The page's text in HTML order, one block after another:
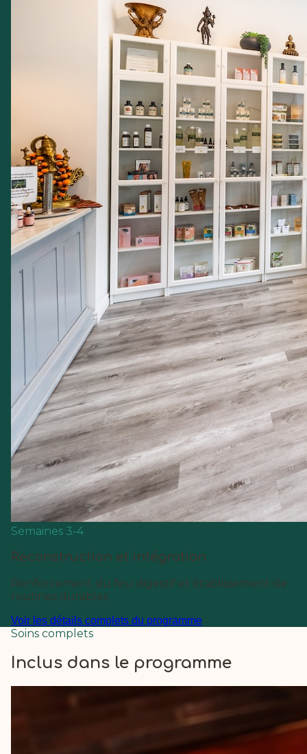
Semaines 3-4
Reconstruction et intégration
Renforcement du feu digestif et établissement de
routines durables
Voir les détails complets du programme
Soins complets
Inclus dans le programme